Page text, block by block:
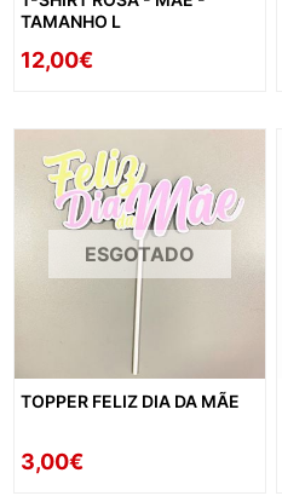
TAMANHO L
12,00€
ESGOTADO
TOPPER FELIZ DIA DA MÃE
3,00€